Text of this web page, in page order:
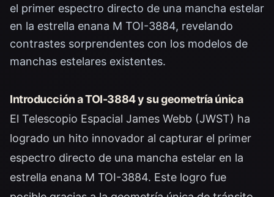
el primer espectro directo de una mancha estelar
en la estrella enana M TOI-3884, revelando
contrastes sorprendentes con los modelos de
manchas estelares existentes.
Introducción a TOI-3884 y su geometría única
El Telescopio Espacial James Webb (JWST) ha
logrado un hito innovador al capturar el primer
espectro directo de una mancha estelar en la
estrella enana M TOI-3884. Este logro fue